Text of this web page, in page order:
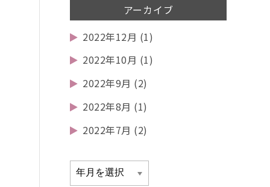
アーカイブ
2022年12月 (1)
2022年10月 (1)
2022年9月 (2)
2022年8月 (1)
2022年7月 (2)